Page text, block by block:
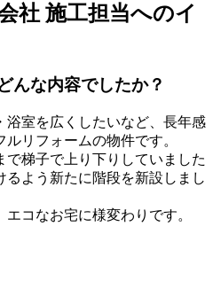
社 施工担当へのイ
んな内容でしたか？
浴室を広くしたいなど、長年感
リフォームの物件です。
で梯子で上り下りしていました
よう新たに階段を新設しまし
コなお宅に様変わりです。